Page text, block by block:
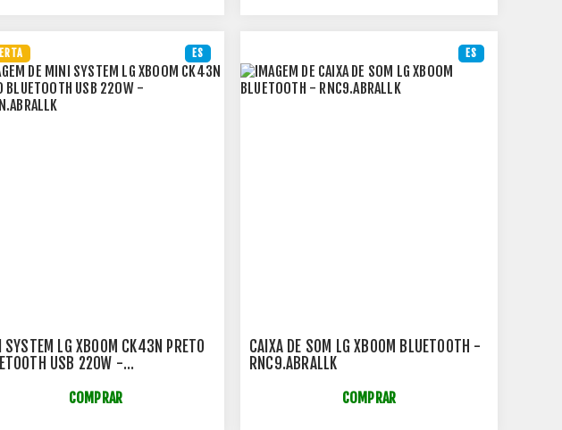
ES
SYSTEM LG XBOOM CK43N PRETO
USB 220W -
COMPRAR
ES
CAIXA DE SOM LG XBOOM BLUETOOTH -
RNC9.ABRALLK
COMPRAR